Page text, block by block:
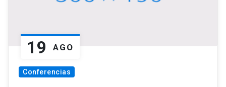
19 AGO
Conferencias